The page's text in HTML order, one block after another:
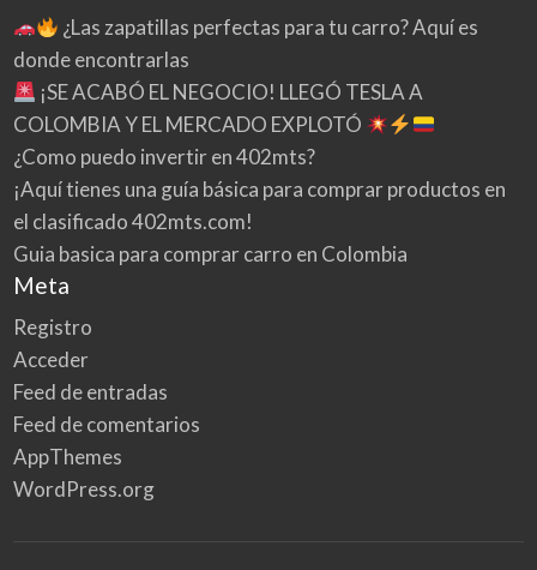
¿Las zapatillas perfectas para tu carro? Aquí es
donde encontrarlas
¡SE ACABÓ EL NEGOCIO! LLEGÓ TESLA A
COLOMBIA Y EL MERCADO EXPLOTÓ
¿Como puedo invertir en 402mts?
¡Aquí tienes una guía básica para comprar productos en
el clasificado 402mts.com!
Guia basica para comprar carro en Colombia
Meta
Registro
Acceder
Feed de entradas
Feed de comentarios
AppThemes
WordPress.org